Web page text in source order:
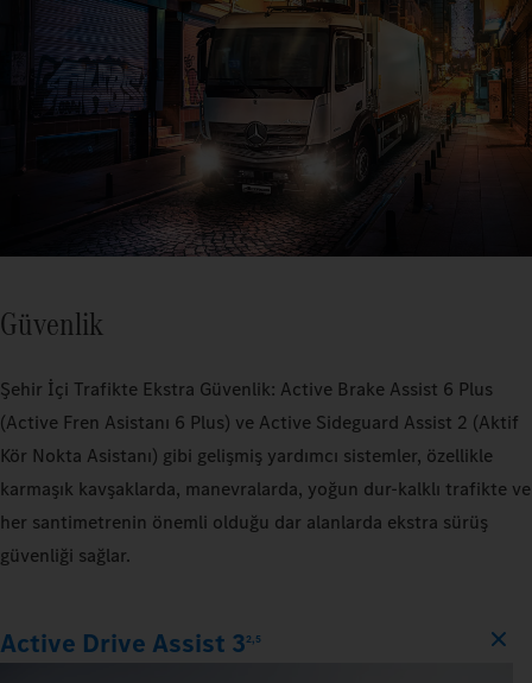
Güvenlik
Şehir İçi Trafikte Ekstra Güvenlik: Active Brake Assist 6 Plus
(Active Fren Asistanı 6 Plus) ve Active Sideguard Assist 2 (Aktif
Kör Nokta Asistanı) gibi gelişmiş yardımcı sistemler, özellikle
karmaşık kavşaklarda, manevralarda, yoğun dur-kalklı trafikte ve
her santimetrenin önemli olduğu dar alanlarda ekstra sürüş
güvenliği sağlar.
Active Drive Assist 32,5